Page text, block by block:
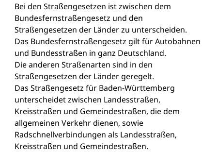
Bei den Straßengesetzen ist zwischen dem
Bundesfernstraßengesetz und den
Straßengesetzen der Länder zu unterscheiden.
Das Bundesfernstraßengesetz gilt für Autobahnen
und Bundesstraßen in ganz Deutschland.
Die anderen Straßenarten sind in den
Straßengesetzen der Länder geregelt.
Das Straßengesetz für Baden-Württemberg
unterscheidet zwischen Landesstraßen,
Kreisstraßen und Gemeindestraßen, die dem
allgemeinen Verkehr dienen, sowie
Radschnellverbindungen als Landesstraßen,
Kreisstraßen und Gemeindestraßen.